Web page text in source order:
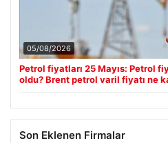
05/08/2026
Petrol fiyatları 25 Mayıs: Petrol
oldu? Brent petrol varil fiyatı ne
Son Eklenen Firmalar